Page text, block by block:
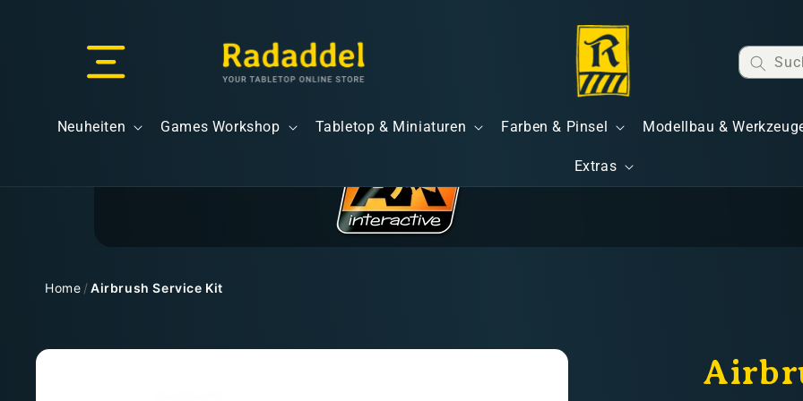
Neuheiten Games Workshop Tabletop & Miniaturen Farben & Pinsel Modellbau &
Extras
Home /Airbrush Service Kit
Zu